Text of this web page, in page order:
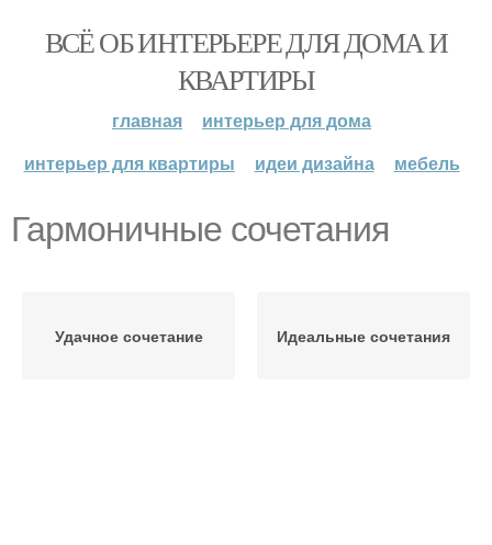
ВСЁ ОБ ИНТЕРЬЕРЕ ДЛЯ ДОМА И
КВАРТИРЫ
главная
интерьер для дома
интерьер для квартиры
идеи дизайна мебель
Гармоничные сочетания
Удачное сочетание Идеальные сочетания